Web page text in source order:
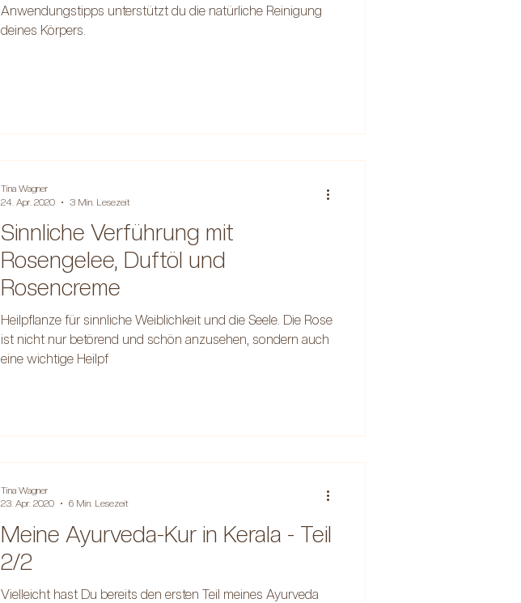
Anwendungstipps unterstützt du die natürliche Reinigung
deines Körpers.
Sinnliche Verführung mit
Rosengelee, Duftöl und
Rosencreme
Heilpflanze für sinnliche Weiblichkeit und die Seele. Die Rose
ist nicht nur betörend und schön anzusehen, sondern auch
eine wichtige Heilpf
Tina Wagner
24. Apr. 2020
3 Min. Lesezeit
Meine Ayurveda-Kur in Kerala - Teil
2/2
Vielleicht hast Du bereits den ersten Teil meines Ayurveda
Tina Wagner
23. Apr. 2020
6 Min. Lesezeit